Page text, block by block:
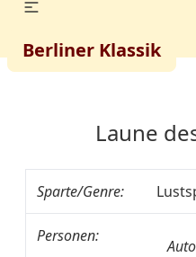
Berliner Klassik
Laune
Sparte/Genre:
Personen: